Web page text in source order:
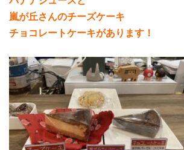
嵐が丘さんのチーズケーキ
チョコレートケーキがあります！